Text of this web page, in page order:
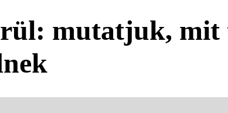
mutatjuk, mit